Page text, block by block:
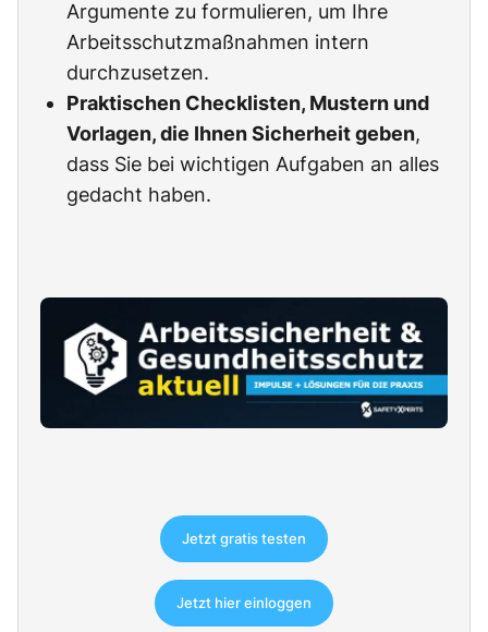
Argumente zu formulieren, um Ihre
Arbeitsschutzmaßnahmen intern
durchzusetzen.
Praktischen Checklisten, Mustern und
Vorlagen, die Ihnen Sicherheit geben,
dass Sie bei wichtigen Aufgaben an alles
gedacht haben.
Jetzt gratis testen
Jetzt hier einloggen